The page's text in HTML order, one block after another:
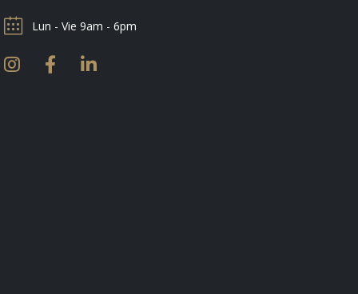
Lun - Vie 9am - 6pm